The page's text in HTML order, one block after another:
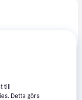
till
Detta görs